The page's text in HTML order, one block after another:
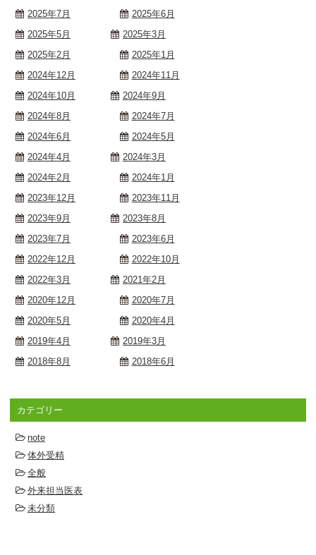
2025年7月
2025年6月
2025年5月
2025年3月
2025年2月
2025年1月
2024年12月
2024年11月
2024年10月
2024年9月
2024年8月
2024年7月
2024年6月
2024年5月
2024年4月
2024年3月
2024年2月
2024年1月
2023年12月
2023年11月
2023年9月
2023年8月
2023年7月
2023年6月
2022年12月
2022年10月
2022年3月
2021年2月
2020年12月
2020年7月
2020年5月
2020年4月
2019年4月
2019年3月
2018年8月
2018年6月
カテゴリー
note
体外受精
全般
外来担当医表
未分類